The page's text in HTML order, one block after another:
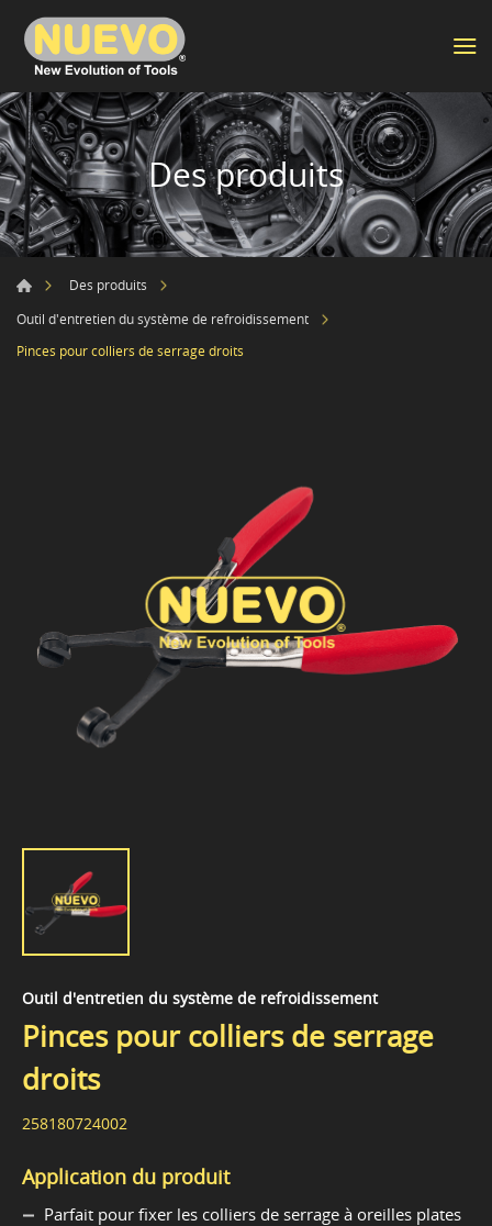
Des produits
Des produits
Outil d'entretien du système de refroidissement
Pinces pour colliers de serrage droits
Outil d'entretien du système de refroidissement
Pinces pour colliers de serrage
droits
258180724002
Application du produit
Parfait pour fixer les colliers de serrage à oreilles plates